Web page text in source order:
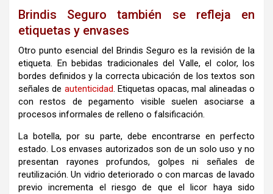
Brindis Seguro también se refleja en
etiquetas y envases
Otro punto esencial del Brindis Seguro es la revisión de la
etiqueta. En bebidas tradicionales del Valle, el color, los
bordes definidos y la correcta ubicación de los textos son
señales de autenticidad. Etiquetas opacas, mal alineadas o
con restos de pegamento visible suelen asociarse a
procesos informales de relleno o falsificación.
La botella, por su parte, debe encontrarse en perfecto
estado. Los envases autorizados son de un solo uso y no
presentan rayones profundos, golpes ni señales de
reutilización. Un vidrio deteriorado o con marcas de lavado
previo incrementa el riesgo de que el licor haya sido